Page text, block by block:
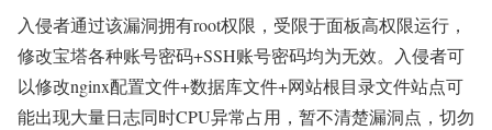
入侵者通过该漏洞拥有root权限，受限于面板高权限运行，
修改宝塔各种账号密码+SSH账号密码均为无效。入侵者可
以修改nginx配置文件+数据库文件+网站根目录文件站点可
能出现大量日志同时CPU异常占用，暂不清楚漏洞点，切勿